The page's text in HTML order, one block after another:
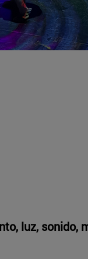
luz, sonido,